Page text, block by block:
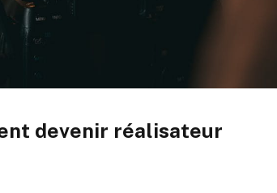
devenir réalisateur